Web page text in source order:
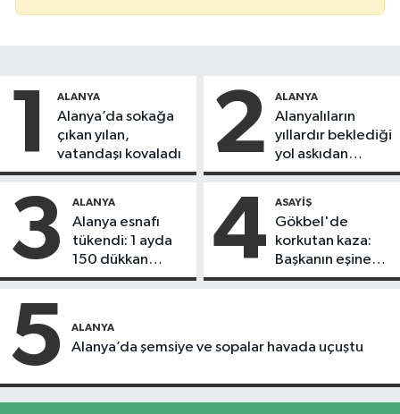
1 ALANYA
Alanya’da sokağa
çıkan yılan,
vatandaşı kovaladı
2 ALANYA
Alanyalıların
yıllardır beklediği
yol askıdan
döndü
3 ALANYA
Alanya esnafı
tükendi: 1 ayda
150 dükkan
kapandı
4 ASAYIŞ
Gökbel'de
korkutan kaza:
Başkanın eşine
motosiklet çarptı
5 ALANYA
Alanya’da şemsiye ve sopalar havada uçuştu